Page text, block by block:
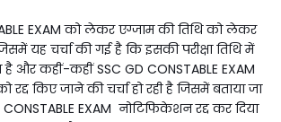
EXAM को लेकर एग्जाम की तिथि को लेकर
यह चर्चा की गई है कि इसकी परीक्षा तिथि में
और कहीं-कहीं SSC GD CONSTABLE EXAM
किए जाने की चर्चा हो रही है जिसमें बताया जा
EXAM नोटिफिकेशन रद्द कर दिया